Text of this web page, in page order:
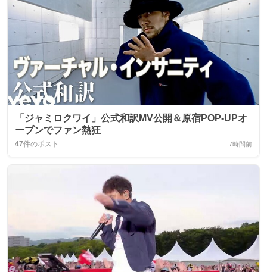
「ジャミロクワイ」公式和訳MV公開＆原宿POP‑UPオ
ープンでファン熱狂
47件のポスト 7時間前